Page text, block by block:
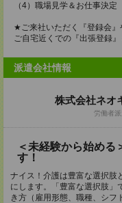
（4）職場見学＆お仕事決定
★ご来社いただく『登録会』
ご自宅近くでの『出張登録』
派遣会社情報
株式会社ネオ
労働者
＜未経験から始める
す！
ナイス！介護は豊富な選択肢
にします。「豊富な選択肢」
き方（雇用形態、職種、シフ